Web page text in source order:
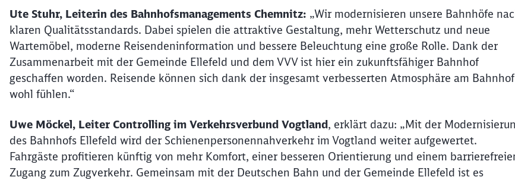
Ute Stuhr, Leiterin des Bahnhofsmanagements Chemnitz: „Wir modernisieren unsere Bahnhöfe
klaren Qualitätsstandards. Dabei spielen die attraktive Gestaltung, mehr Wetterschutz und neue
Wartemöbel, moderne Reisendeninformation und bessere Beleuchtung eine große Rolle. Dank der
Zusammenarbeit mit der Gemeinde Ellefeld und dem VVV ist hier ein zukunftsfähiger Bahnhof
geschaffen worden. Reisende können sich dank der insgesamt verbesserten Atmosphäre am Bahnhof
wohl fühlen.“
Uwe Möckel, Leiter Controlling im Verkehrsverbund Vogtland, erklärt dazu: „Mit der
des Bahnhofs Ellefeld wird der Schienenpersonennahverkehr im Vogtland weiter aufgewertet.
Fahrgäste profitieren künftig von mehr Komfort, einer besseren Orientierung und einem
Zugang zum Zugverkehr. Gemeinsam mit der Deutschen Bahn und der Gemeinde Ellefeld ist es